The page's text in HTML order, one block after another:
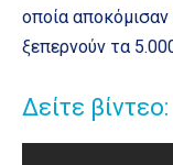
οποία
ξεπερνούν τα
Δείτε βίντεο: